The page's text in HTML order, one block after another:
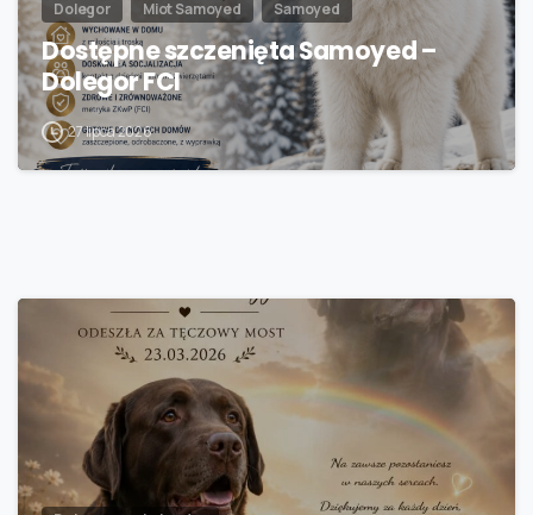
Dolegor Miot Samoyed Samoyed
Dostępne szczenięta Samoyed –
Dolegor FCI
27 lipca 2026